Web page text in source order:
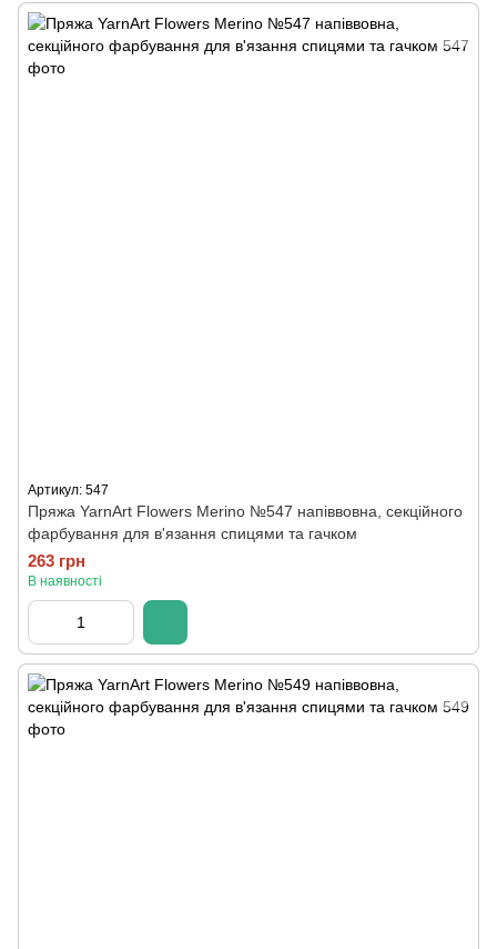
Артикул: 547
Пряжа YarnArt Flowers Merino №547 напіввовна, секційного
фарбування для в'язання спицями та гачком
263 грн
В наявності